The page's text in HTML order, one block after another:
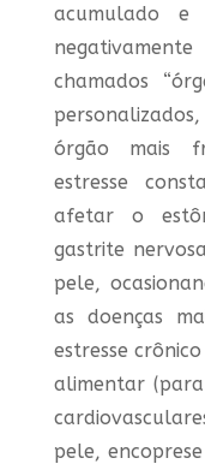
acumulado
chamados
órgão mais
estresse
afetar o
gastrite
pele,
as doenças
estresse
alimentar
pele,